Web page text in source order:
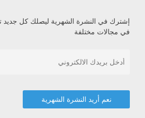
إشترك في النشرة الشهرية ليصلك كل
في مجالات مختلفة